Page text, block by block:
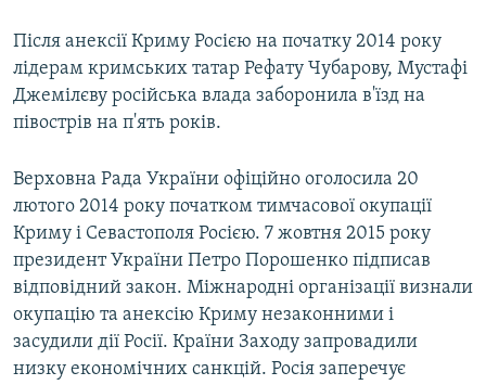
Після анексії Криму Росією на початку 2014 року
лідерам кримських татар Рефату Чубарову, Мустафі
Джемілєву російська влада заборонила в'їзд на
півострів на п'ять років.
Верховна Рада України офіційно оголосила 20
лютого 2014 року початком тимчасової окупації
Криму і Севастополя Росією. 7 жовтня 2015 року
президент України Петро Порошенко підписав
відповідний закон. Міжнародні організації визнали
окупацію та анексію Криму незаконними і
засудили дії Росії. Країни Заходу запровадили
низку економічних санкцій. Росія заперечує